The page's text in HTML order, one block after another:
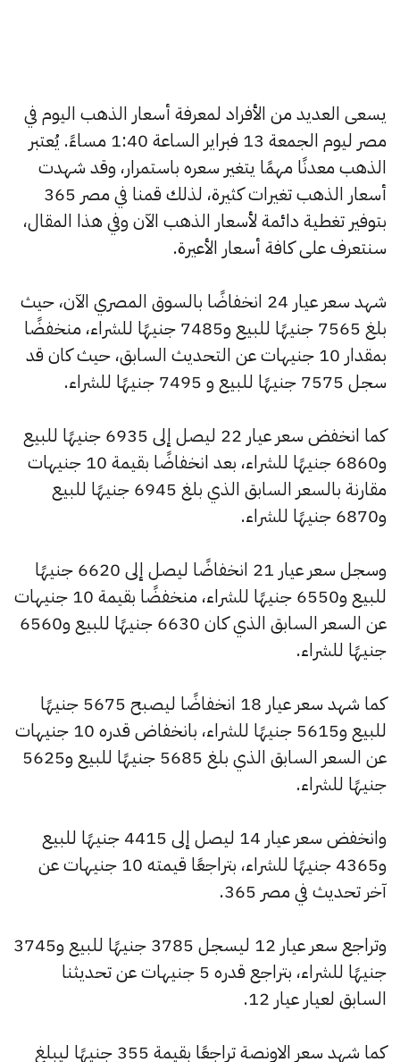
يسعى العديد من الأفراد لمعرفة أسعار الذهب اليوم في
مصر ليوم الجمعة 13 فبراير الساعة 1:40 مساءً. يُعتبر
الذهب معدنًا مهمًا يتغير سعره باستمرار، وقد شهدت
أسعار الذهب تغيرات كثيرة، لذلك قمنا في مصر 365
بتوفير تغطية دائمة لأسعار الذهب الآن وفي هذا المقال،
سنتعرف على كافة أسعار الأعيرة.
شهد سعر عيار 24 انخفاضًا بالسوق المصري الآن، حيث
بلغ 7565 جنيهًا للبيع و7485 جنيهًا للشراء، منخفضًا
بمقدار 10 جنيهات عن التحديث السابق، حيث كان قد
سجل 7575 جنيهًا للبيع و 7495 جنيهًا للشراء.
كما انخفض سعر عيار 22 ليصل إلى 6935 جنيهًا للبيع
و6860 جنيهًا للشراء، بعد انخفاضًا بقيمة 10 جنيهات
مقارنة بالسعر السابق الذي بلغ 6945 جنيهًا للبيع
و6870 جنيهًا للشراء.
وسجل سعر عيار 21 انخفاضًا ليصل إلى 6620 جنيهًا
للبيع و6550 جنيهًا للشراء، منخفضًا بقيمة 10 جنيهات
عن السعر السابق الذي كان 6630 جنيهًا للبيع و6560
جنيهًا للشراء.
كما شهد سعر عيار 18 انخفاضًا ليصبح 5675 جنيهًا
للبيع و5615 جنيهًا للشراء، بانخفاض قدره 10 جنيهات
عن السعر السابق الذي بلغ 5685 جنيهًا للبيع و5625
جنيهًا للشراء.
وانخفض سعر عيار 14 ليصل إلى 4415 جنيهًا للبيع
و4365 جنيهًا للشراء، بتراجعًا قيمته 10 جنيهات عن
آخر تحديث في مصر 365.
وتراجع سعر عيار 12 ليسجل 3785 جنيهًا للبيع و3745
جنيهًا للشراء، بتراجع قدره 5 جنيهات عن تحديثنا
السابق لعيار عيار 12.
كما شهد سعر الاونصة تراجعًا بقيمة 355 جنيهًا ليبلغ